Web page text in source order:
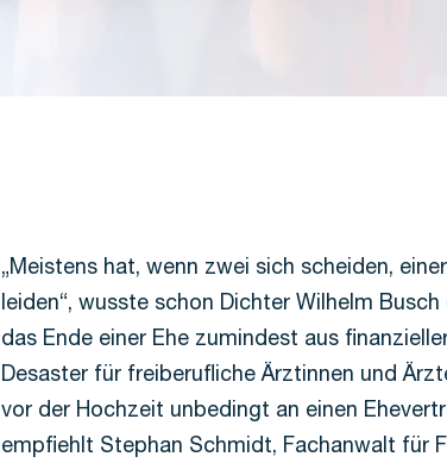
„Meistens hat, wenn zwei sich scheiden,
leiden“, wusste schon Dichter Wilhelm Busch
das Ende einer Ehe zumindest aus
Desaster für freiberufliche Ärztinnen und
vor der Hochzeit unbedingt an einen
empfiehlt Stephan Schmidt, Fachanwalt für